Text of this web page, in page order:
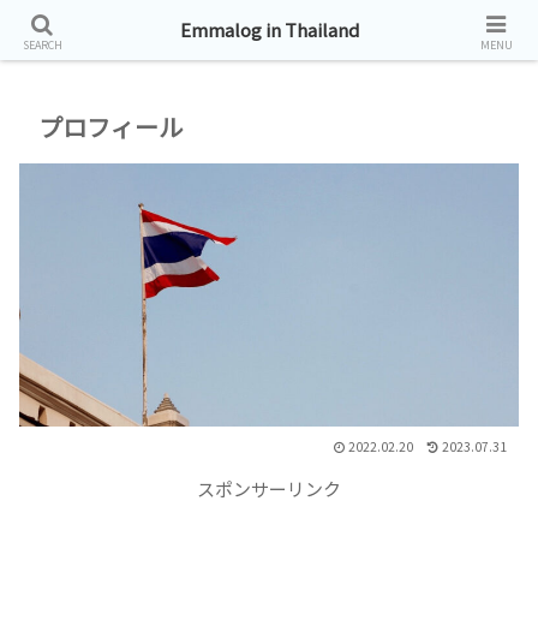
タイ帯同生活お届けしています。
プロフィール
2022.02.20 2023.07.31
スポンサーリンク
SEARCH
Emmalog in Thailand
MENU